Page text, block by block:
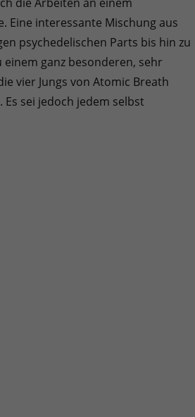
Eine interessante Mischung aus
psychedelischen Parts bis hin zu
ganz besonderen, sehr
vier Jungs von Atomic Breath
sei jedoch jedem selbst